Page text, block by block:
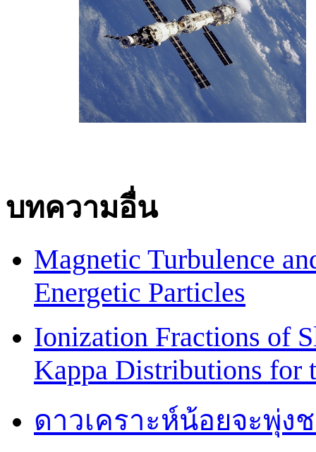
บทความอื่น
Magnetic Turbulence
Energetic Particles
Ionization Fractions of
Kappa Distributions for
ดาวเคราะห์น้อยจะพุ่ง